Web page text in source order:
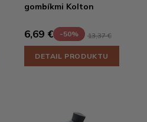
gombíkmi Kolton
6,69 € -50% 13,37 €
DETAIL PRODUKTU